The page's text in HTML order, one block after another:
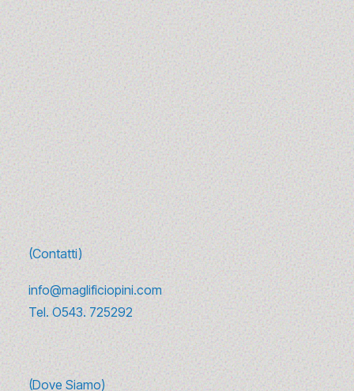
Su di noi →
(Contatti)
info@maglificiopini.com
Tel.O543. 725292
(Dove Siamo)